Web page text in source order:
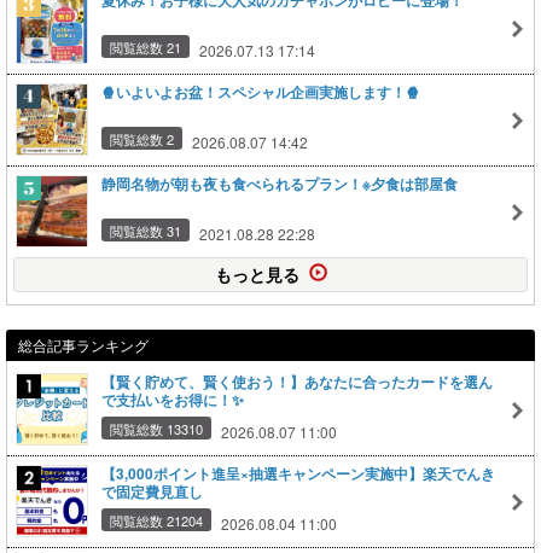
閲覧総数 21 2026.07.13 17:14
🍿いよいよお盆！スペシャル企画実施します！🍿
閲覧総数 2 2026.08.07 14:42
静岡名物が朝も夜も食べられるプラン！※夕食は部屋食
閲覧総数 31 2021.08.28 22:28
もっと見る
総合記事ランキング
【賢く貯めて、賢く使おう！】あなたに合ったカードを選ん
で支払いをお得に！✨
閲覧総数 13310 2026.08.07 11:00
【3,000ポイント進呈×抽選キャンペーン実施中】楽天でんき
で固定費見直し
閲覧総数 21204 2026.08.04 11:00